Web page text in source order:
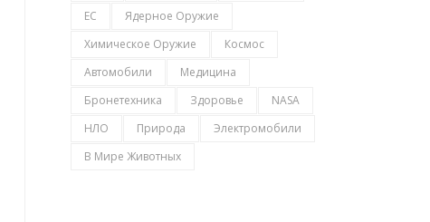
ЕС
Ядерное Оружие
Химическое Оружие
Космос
Автомобили
Медицина
Бронетехника
Здоровье
NASA
НЛО
Природа
Электромобили
В Мире Животных